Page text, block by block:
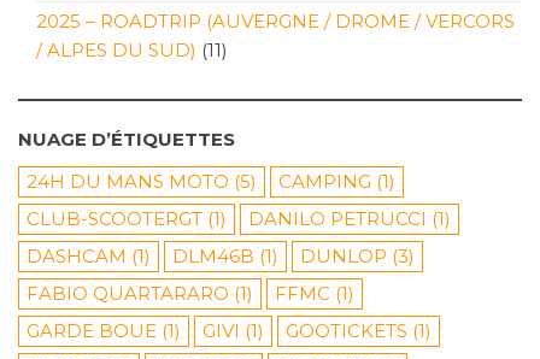
2025 – ROADTRIP (AUVERGNE / DROME / VERCORS
/ ALPES DU SUD) (11)
NUAGE D’ÉTIQUETTES
24H DU MANS MOTO (5) CAMPING (1)
CLUB-SCOOTERGT (1) DANILO PETRUCCI (1)
DASHCAM (1) DLM46B (1) DUNLOP (3)
FABIO QUARTARARO (1) FFMC (1)
GARDE BOUE (1) GIVI (1) GOOTICKETS (1)